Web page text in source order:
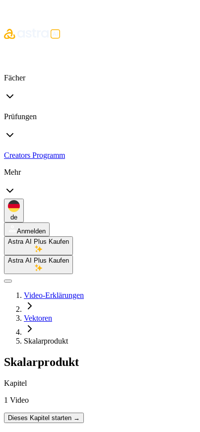
Fächer
Prüfungen
Creators Programm
Mehr
de
Anmelden
Astra AI Plus Kaufen
Astra AI Plus Kaufen
Video-Erklärungen
Vektoren
Skalarprodukt
Skalarprodukt
Kapitel
1 Video
Dieses Kapitel starten →